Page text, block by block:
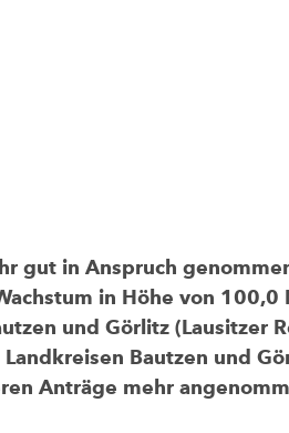
gut in Anspruch
in Höhe von
und Görlitz (Lausitzer
Bautzen und
Anträge mehr